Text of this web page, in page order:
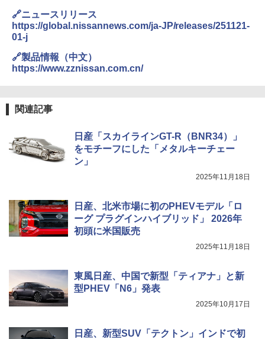
🔗ニュースリリース
https://global.nissannews.com/ja-JP/releases/251121-
01-j
🔗製品情報（中文）
https://www.zznissan.com.cn/
関連記事
日産「スカイラインGT-R（BNR34）」
をモチーフにした「メタルキーチェー
ン」
2025年11月18日
日産、北米市場に初のPHEVモデル「ロ
ーグ プラグインハイブリッド」 2026年
初頭に米国販売
2025年11月18日
東風日産、中国で新型「ティアナ」と新
型PHEV「N6」発表
2025年10月17日
日産、新型SUV「テクトン」インドで初